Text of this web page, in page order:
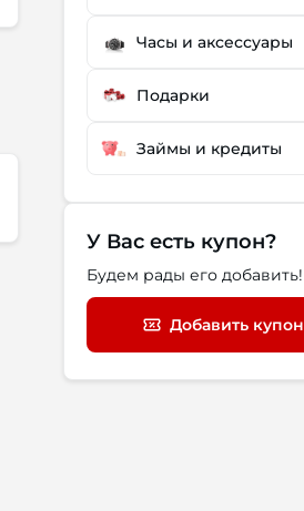
Часы и аксессуары
Подарки
Займы и кредиты
У Вас есть купон?
Будем рады его добавить!
Добавить купон